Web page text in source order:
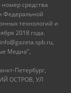
средства
Федеральной
технологий и
2018 года.
Медиа",
Петербург,
ОСТРОВ, УЛ